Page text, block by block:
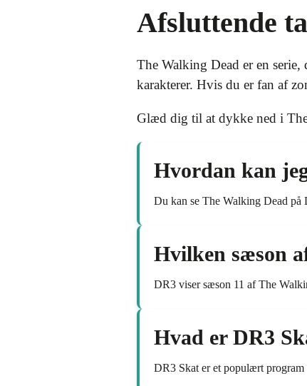
Afsluttende
The Walking Dead er en
karakterer. Hvis du er fan af
Glæd dig til at dykke ned i
Hvordan kan
Du kan se The Walking Dead på
Hvilken sæson
DR3 viser sæson 11 af The
Hvad er DR3
DR3 Skat er et populært